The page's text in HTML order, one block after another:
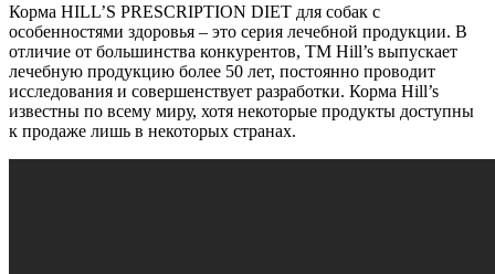
Корма HILL’S PRESCRIPTION DIET для собак с
особенностями здоровья – это серия лечебной продукции. В
отличие от большинства конкурентов, ТМ Hill’s выпускает
лечебную продукцию более 50 лет, постоянно проводит
исследования и совершенствует разработки. Корма Hill’s
известны по всему миру, хотя некоторые продукты доступны
к продаже лишь в некоторых странах.